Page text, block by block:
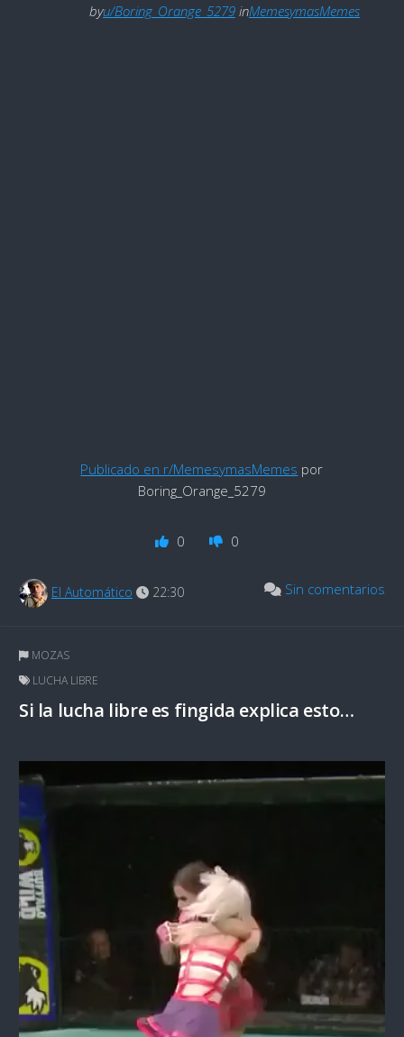
byu/Boring_Orange_5279inMemesymasMemes
Publicado en r/MemesymasMemes por
Boring_Orange_5279
0 0
El Automático 22:30 Sin comentarios
MOZAS
LUCHA LIBRE
Si la lucha libre es fingida explica esto…